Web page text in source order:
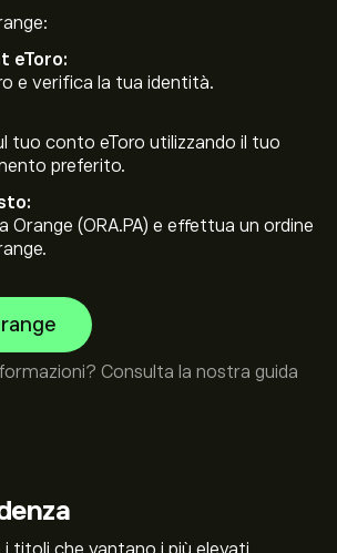
eToro:
e verifica la tua identità.
tuo conto eToro utilizzando il tuo
preferito.
Orange (ORA.PA) e effettua un ordine
Consulta la nostra guida